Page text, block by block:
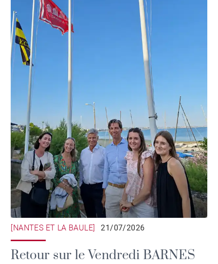
[NANTES ET LA BAULE] 21/07/2026
Retour sur le Vendredi BARNES